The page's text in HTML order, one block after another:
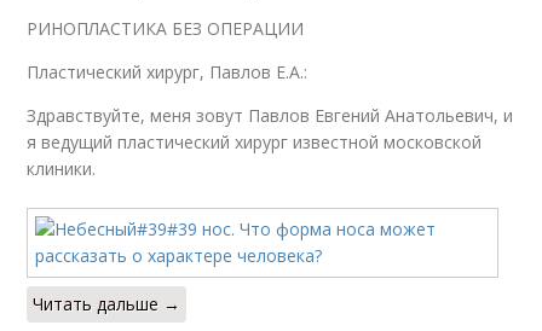
РИНОПЛАСТИКА БЕЗ ОПЕРАЦИИ
Пластический хирург, Павлов Е.А.:
Здравствуйте, меня зовут Павлов Евгений Анатольевич, и
я ведущий пластический хирург известной московской
клиники.
Читать дальше →